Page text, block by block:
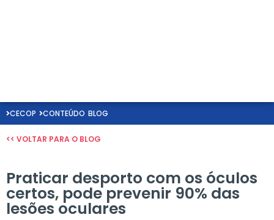
CECOP CONTEÚDO BLOG
<< VOLTAR PARA O BLOG
Praticar desporto com os óculos
certos, pode prevenir 90% das
lesões oculares